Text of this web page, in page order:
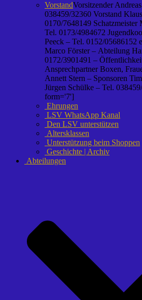
VorstandVorsitzender
038459/32360 Vorstand
0170/7648149
Tel. 0173/4984672
Peeck – Tel. 0152/05686152
Marco Förster – Abteilung
0172/3901491 –
Ansprechpartner Boxen,
Annett Stern – Sponsoren
Jürgen Schülke – Tel.
form='7']
Ehrungen
LSV WhatsApp Kanal
Den LSV unterstützen
Altersklassen
Unterstützung beim Shoppen
Geschichte | Archiv
Abteilungen